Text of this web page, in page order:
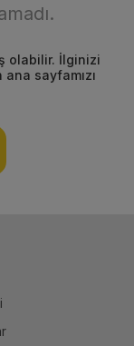
olabilir. İlginizi
sayfamızı